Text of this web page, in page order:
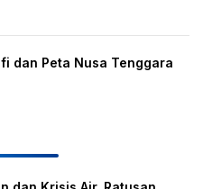
dan Peta Nusa Tenggara